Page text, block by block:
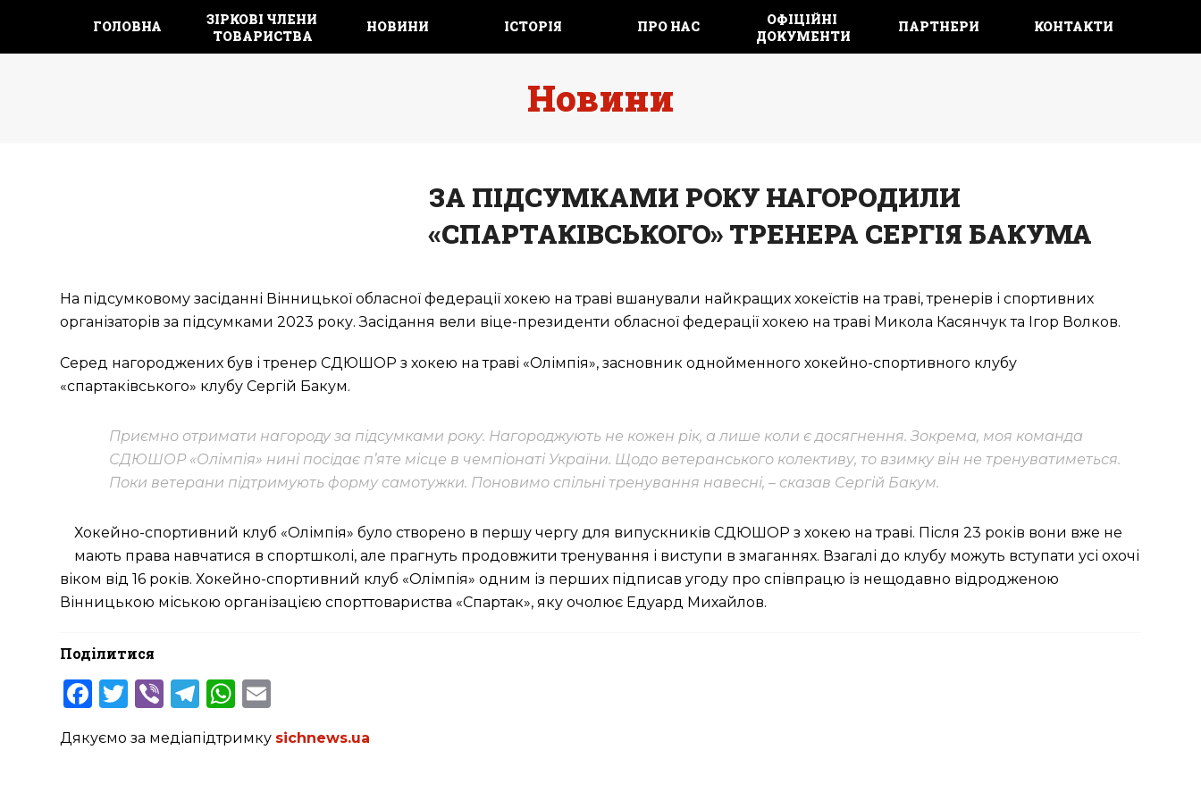
ГОЛОВНА
ЗІРКОВІ ЧЛЕНИ
ТОВАРИСТВА
НОВИНИ ІСТОРІЯ ПРО НАС
ОФІЦІЙНІ
ДОКУМЕНТИ
ПАРТНЕРИ КОНТАКТИ
Новини
ЗА ПІДСУМКАМИ РОКУ НАГОРОДИЛИ
«СПАРТАКІВСЬКОГО» ТРЕНЕРА СЕРГІЯ БАКУМА
На підсумковому засіданні Вінницької обласної федерації хокею на траві вшанували найкращих хокеїстів на траві, тренерів і спортивних
організаторів за підсумками 2023 року. Засідання вели віце-президенти обласної федерації хокею на траві Микола Касянчук та Ігор Волков.
Серед нагороджених був і тренер СДЮШОР з хокею на траві «Олімпія», засновник однойменного хокейно-спортивного клубу
«спартаківського» клубу Сергій Бакум.
Приємно отримати нагороду за підсумками року. Нагороджують не кожен рік, а лише коли є досягнення. Зокрема, моя команда
СДЮШОР «Олімпія» нині посідає п’яте місце в чемпіонаті України. Щодо ветеранського колективу, то взимку він не тренуватиметься.
Поки ветерани підтримують форму самотужки. Поновимо спільні тренування навесні, – сказав Сергій Бакум.
Хокейно-спортивний клуб «Олімпія» було створено в першу чергу для випускників СДЮШОР з хокею на траві. Після 23 років вони вже не
мають права навчатися в спортшколі, але прагнуть продовжити тренування і виступи в змаганнях. Взагалі до клубу можуть вступати усі охочі
віком від 16 років. Хокейно-спортивний клуб «Олімпія» одним із перших підписав угоду про співпрацю із нещодавно відродженою
Вінницькою міською організацією спорттовариства «Спартак», яку очолює Едуард Михайлов.
Поділитися
Facebook
Twitter
ViberTelegram
WhatsApp
Дякуємо за медіапідтримку sichnews.ua